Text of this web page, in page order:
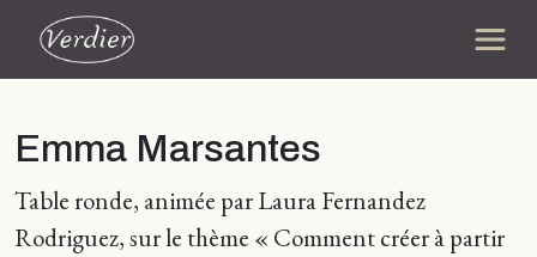
Emma Marsantes
Table ronde, animée par Laura Fernandez
Rodriguez, sur le thème « Comment créer à partir